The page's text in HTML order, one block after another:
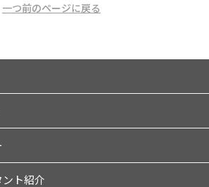
一つ前のページに戻る
ト紹介